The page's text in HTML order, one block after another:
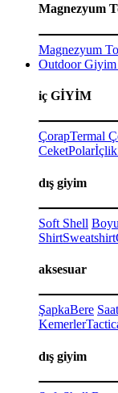
Magnezyum
Magnezyum
Outdoor
iç GİYİM
ÇorapTermal
CeketPolarİçlik
dış giyim
Soft Shell
ShirtSweatshirt
aksesuar
ŞapkaBere Saat
Kemerler
dış giyim